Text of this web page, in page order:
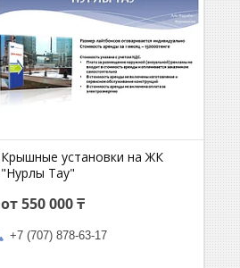
Крышные установки на ЖК
"Нурлы Тау"
от 550 000 ₸
+7 (707) 878-63-17